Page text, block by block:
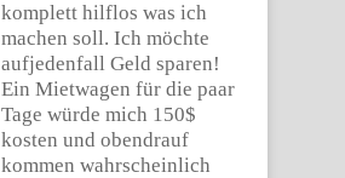
komplett hilflos was ich
machen soll. Ich möchte
aufjedenfall Geld sparen!
Ein Mietwagen für die paar
Tage würde mich 150$
kosten und obendrauf
kommen wahrscheinlich